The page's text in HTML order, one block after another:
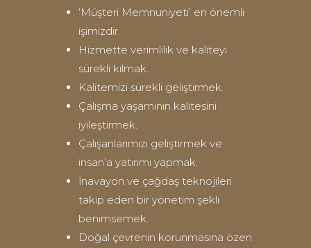
‘Müşteri Memnuniyeti’ en önemli
işimizdir.
Hizmette verimlilik ve kaliteyi
sürekli kılmak.
Kalitemizi sürekli geliştirmek.
Çalışma yaşamının kalitesini
iyileştirmek.
Çalışanlarımızı geliştirmek ve
insan’a yatırımı yapmak.
İnavayon ve çağdaş teknojileri
takip eden bir yönetim şekli
benimsemek.
Doğal çevrenin korunmasına özen